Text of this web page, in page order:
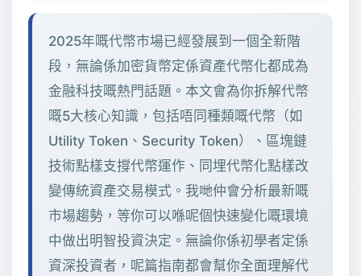
2025年嘅代幣市場已經發展到一個全新階
段，無論係加密貨幣定係資產代幣化都成為
金融科技嘅熱門話題。本文會為你拆解代幣
嘅5大核心知識，包括唔同種類嘅代幣（如
Utility Token、Security Token）、區塊鏈
技術點樣支撐代幣運作、同埋代幣化點樣改
變傳統資產交易模式。我哋仲會分析最新嘅
市場趨勢，等你可以喺呢個快速變化嘅環境
中做出明智投資決定。無論你係初學者定係
資深投資者，呢篇指南都會幫你全面理解代